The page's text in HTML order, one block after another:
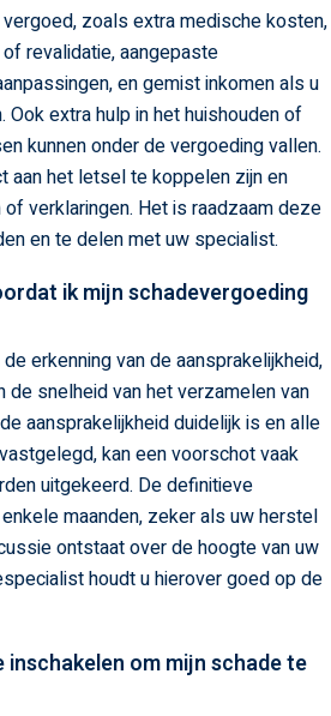
zoals extra medische kosten,
revalidatie, aangepaste
en gemist inkomen als u
Ook extra hulp in het huishouden of
kunnen onder de vergoeding vallen.
aan het letsel te koppelen zijn en
verklaringen. Het is raadzaam deze
en te delen met uw specialist.
ik mijn schadevergoeding
erkenning van de aansprakelijkheid,
snelheid van het verzamelen van
aansprakelijkheid duidelijk is en alle
kan een voorschot vaak
uitgekeerd. De definitieve
maanden, zeker als uw herstel
ontstaat over de hoogte van uw
houdt u hierover goed op de
om mijn schade te